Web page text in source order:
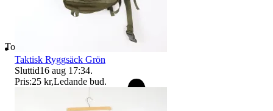
Toppsäljare
Taktisk Ryggsäck Grön
Sluttid16 aug 17:34.
Pris:25 kr,Ledande bud.